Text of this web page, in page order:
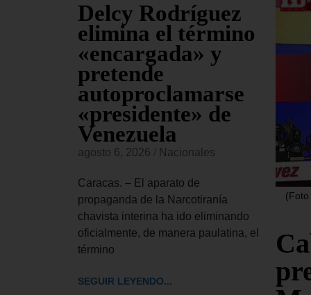
Delcy Rodríguez
elimina el término
«encargada» y
pretende
autoproclamarse
«presidente» de
Venezuela
agosto 6, 2026 Nacionales
Caracas. – El aparato de
propaganda de la Narcotiranía
chavista interina ha ido eliminando
oficialmente, de manera paulatina, el
término
SEGUIR LEYENDO...
se
la